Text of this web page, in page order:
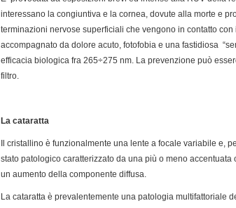
interessano la congiuntiva e la cornea, dovute alla morte e
terminazioni nervose superficiali che vengono in contatto
accompagnato da dolore acuto, fotofobia e una fastidiosa
efficacia biologica fra 265÷275 nm. La prevenzione può
filtro.
La cataratta
Il cristallino è funzionalmente una lente a focale variabile e,
stato patologico caratterizzato da una più o meno
un aumento della componente diffusa.
La cataratta è prevalentemente una patologia multifattoriale